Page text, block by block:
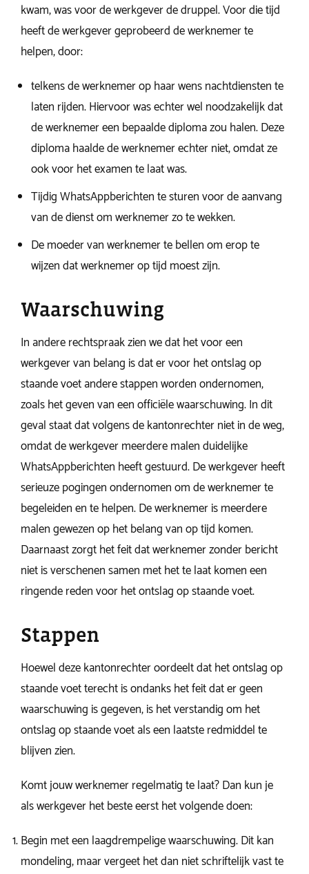
kwam, was voor de werkgever de druppel. Voor die tijd
heeft de werkgever geprobeerd de werknemer te
helpen, door:
telkens de werknemer op haar wens nachtdiensten te
laten rijden. Hiervoor was echter wel noodzakelijk dat
de werknemer een bepaalde diploma zou halen. Deze
diploma haalde de werknemer echter niet, omdat ze
ook voor het examen te laat was.
Tijdig WhatsAppberichten te sturen voor de aanvang
van de dienst om werknemer zo te wekken.
De moeder van werknemer te bellen om erop te
wijzen dat werknemer op tijd moest zijn.
Waarschuwing
In andere rechtspraak zien we dat het voor een
werkgever van belang is dat er voor het ontslag op
staande voet andere stappen worden ondernomen,
zoals het geven van een officiële waarschuwing. In dit
geval staat dat volgens de kantonrechter niet in de weg,
omdat de werkgever meerdere malen duidelijke
WhatsAppberichten heeft gestuurd. De werkgever heeft
serieuze pogingen ondernomen om de werknemer te
begeleiden en te helpen. De werknemer is meerdere
malen gewezen op het belang van op tijd komen.
Daarnaast zorgt het feit dat werknemer zonder bericht
niet is verschenen samen met het te laat komen een
ringende reden voor het ontslag op staande voet.
Stappen
Hoewel deze kantonrechter oordeelt dat het ontslag op
staande voet terecht is ondanks het feit dat er geen
waarschuwing is gegeven, is het verstandig om het
ontslag op staande voet als een laatste redmiddel te
blijven zien.
Komt jouw werknemer regelmatig te laat? Dan kun je
als werkgever het beste eerst het volgende doen:
Begin met een laagdrempelige waarschuwing. Dit kan
mondeling, maar vergeet het dan niet schriftelijk vast te